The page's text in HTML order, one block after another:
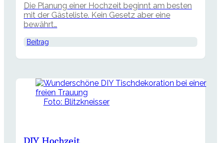
Die Planung einer Hochzeit beginnt am besten
mit der Gästeliste. Kein Gesetz aber eine
bewährt…
Beitrag
Foto: Blitzkneisser
DIY Hochzeit